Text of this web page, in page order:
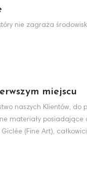
nie zagraża
miejscu
naszych Klientów, do
materiały posiadające
(Fine Art),